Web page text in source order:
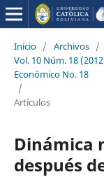
Inicio / Archivos /
Vol. 10 Núm. 18
Económico No. 18
/
Artículos
Dinámica
después